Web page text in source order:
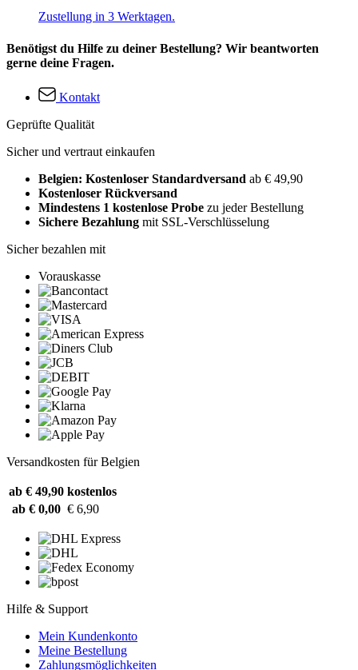
Zustellung in 3 Werktagen.
Benötigst du Hilfe zu deiner Bestellung? Wir beantworten
gerne deine Fragen.
Kontakt
Geprüfte Qualität
Sicher und vertraut einkaufen
Belgien: Kostenloser Standardversand ab € 49,90
Kostenloser Rückversand
Mindestens 1 kostenlose Probe zu jeder Bestellung
Sichere Bezahlung mit SSL-Verschlüsselung
Sicher bezahlen mit
Vorauskasse
Versandkosten für Belgien
ab € 49,90 kostenlos
ab € 0,00 € 6,90
Hilfe & Support
Mein Kundenkonto
Meine Bestellung
Zahlungsmöglichkeiten